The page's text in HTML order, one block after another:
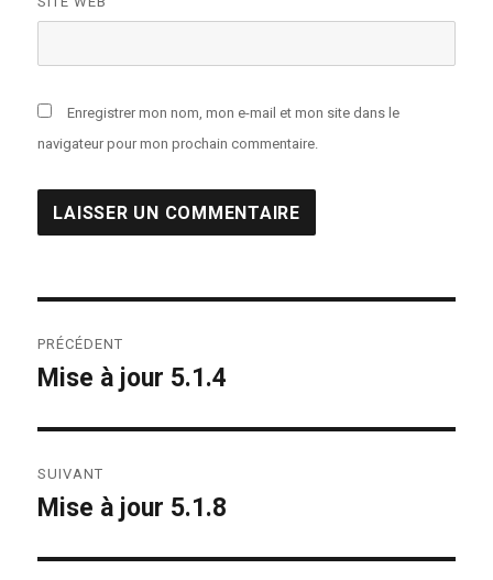
Enregistrer mon nom, mon e-mail et mon site dans le
navigateur pour mon prochain commentaire.
de
PRÉCÉDENT
Publication
Mise à jour 5.1.4
SUIVANT
Publication
Mise à jour 5.1.8